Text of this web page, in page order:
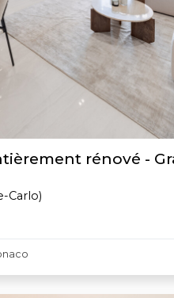
rénové -
Carlo)